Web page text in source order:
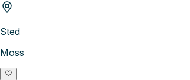
Sted
Moss